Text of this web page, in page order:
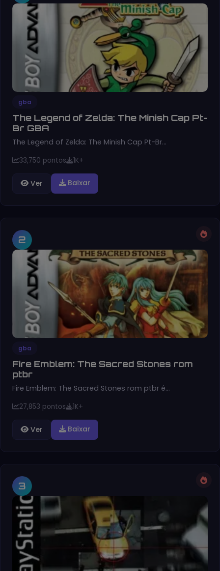
gba
The Legend of Zelda: The Minish Cap Pt-
Br GBA
The Legend of Zelda: The Minish Cap Pt-Br…
33,750 pontos 1K+
Ver Baixar
2
gba
Fire Emblem: The Sacred Stones rom
ptbr
Fire Emblem: The Sacred Stones rom ptbr é…
27,853 pontos 1K+
Ver Baixar
3